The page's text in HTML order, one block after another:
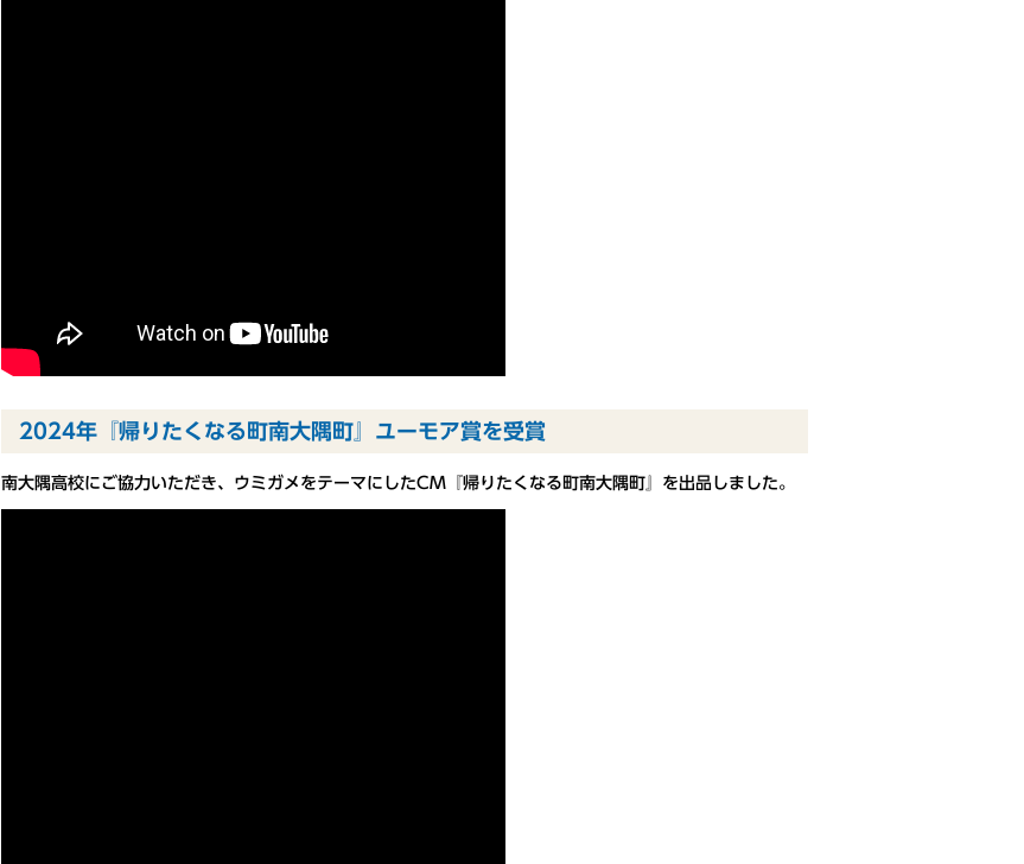
2024年『帰りたくなる町南大隅町』ユーモア賞を受賞
南大隅高校にご協力いただき、ウミガメをテーマにしたCM『帰りたくなる町南大隅町』を出品しました。